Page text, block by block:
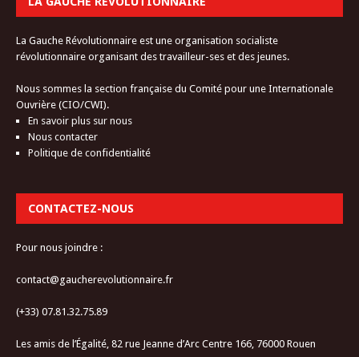
La Gauche Révolutionnaire est une organisation socialiste
révolutionnaire organisant des travailleur-ses et des jeunes.
Nous sommes la section française du Comité pour une Internationale
Ouvrière (CIO/CWI).
En savoir plus sur nous
Nous contacter
Politique de confidentialité
CONTACTEZ-NOUS
Pour nous joindre :
contact@gaucherevolutionnaire.fr
(+33) 07.81.32.75.89
Les amis de l’Égalité, 82 rue Jeanne d’Arc Centre 166, 76000 Rouen